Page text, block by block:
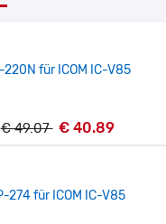
220N für ICOM IC-V85
€ 49.07 € 40.89
274 für ICOM IC-V85